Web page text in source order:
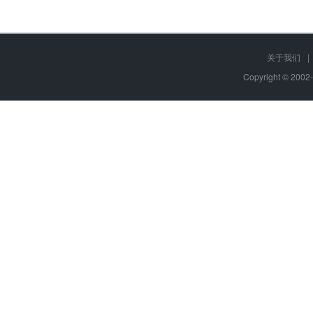
关于我们
|
Copyright ©